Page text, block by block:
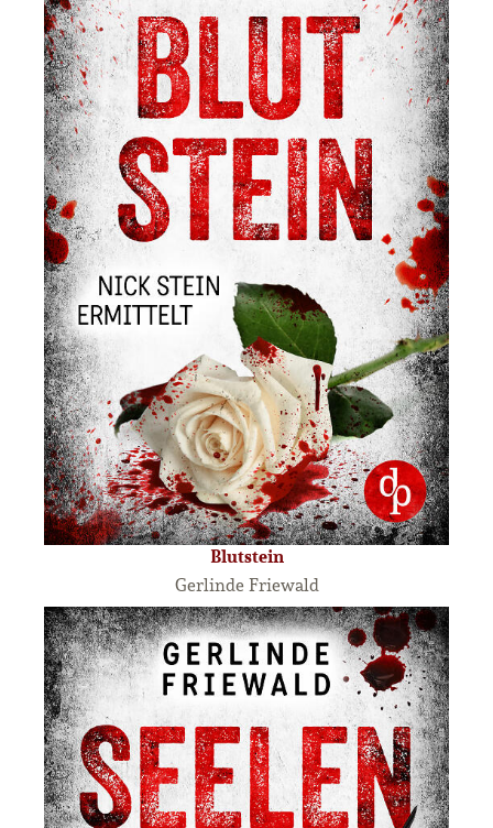
Blutstein
Gerlinde Friewald